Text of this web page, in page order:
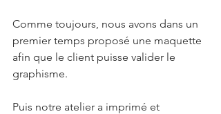
Comme toujours, nous avons dans un
premier temps proposé une maquette
afin que le client puisse valider le
graphisme.
Puis notre atelier a imprimé et